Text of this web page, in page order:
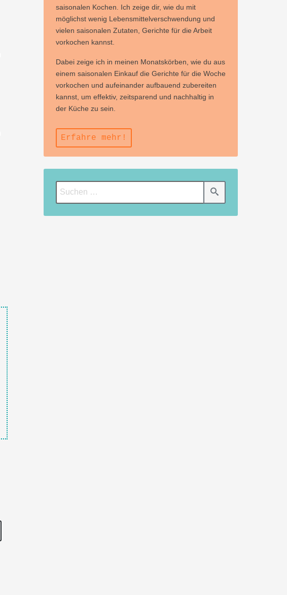
saisonalen Kochen. Ich zeige dir, wie du mit
möglichst wenig Lebensmittelverschwendung und
vielen saisonalen Zutaten, Gerichte für die Arbeit
vorkochen kannst.
Dabei zeige ich in meinen Monatskörben, wie du aus
einem saisonalen Einkauf die Gerichte für die Woche
vorkochen und aufeinander aufbauend zubereiten
kannst, um effektiv, zeitsparend und nachhaltig in
der Küche zu sein.
Erfahre mehr!